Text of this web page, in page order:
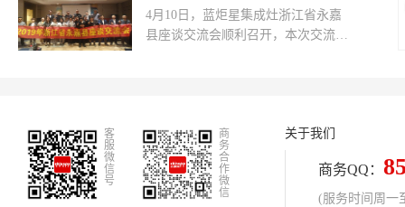
4月10日，蓝炬星集成灶浙江省永嘉
县座谈交流会顺利召开，本次交流会
客
服
微
信
号
商
务
合
作
微
信
关于我们
商务QQ：
(服务时间周一